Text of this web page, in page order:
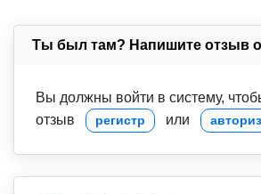
Ты был там? Напишите отзыв
Вы должны войти в систему,
отзыв
регистр или